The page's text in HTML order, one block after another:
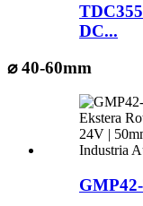
DC...
⌀ 40-60mm